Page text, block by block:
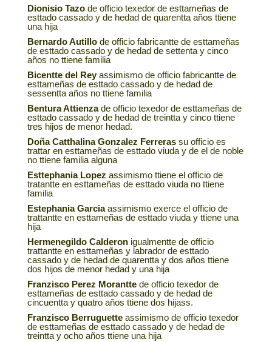
Dionisio Tazode officio texedor de esttameñas de
esttado cassado y de hedad de quarentta años ttiene
una hija
Bernardo Autillode officio fabricantte de esttameñas
de esttado cassado y de hedad de settenta y cinco
años no ttiene familia
Bicentte del Reyassimismo de officio fabricantte de
esttameñas de esttado cassado y de hedad de
sessentta años no ttiene familia
Bentura Attienzade officio texedor de esttameñas de
esttado cassado y de hedad de treintta y cinco ttiene
tres hijos de menor hedad.
Doña Catthalina Gonzalez Ferrerassu officio es
trattar en esttameñas de esttado viuda y de el de noble
no ttiene familia alguna
Esttephania Lopez assimismo ttiene el officio de
tratantte en esttameñas de esttado viuda no ttiene
familia
Estephania Garciaassimismo exerce el officio de
trattantte en esttameñas de esttado viuda y ttiene una
hija
Hermenegildo Calderonigualmentte de officio
trattantte en esttameñas y labrador de esttado
cassado y de hedad de quarentta y dos años ttiene
dos hijos de menor hedad y una hija
Franzisco Perez Moranttede officio texedor de
esttameñas de esttado cassado y de hedad de
cincuentta y quatro años ttiene dos hijass.
Franzisco Berruguetteassimismo de officio texedor
de esttameñas de esttado cassado y de hedad de
treintta y ocho años ttiene una hija